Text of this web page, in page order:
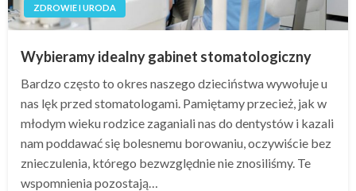
ZDROWIE I URODA
Wybieramy idealny gabinet stomatologiczny
Bardzo często to okres naszego dzieciństwa wywołuje u
nas lęk przed stomatologami. Pamiętamy przecież, jak w
młodym wieku rodzice zaganiali nas do dentystów i kazali
nam poddawać się bolesnemu borowaniu, oczywiście bez
znieczulenia, którego bezwzględnie nie znosiliśmy. Te
wspomnienia pozostają…